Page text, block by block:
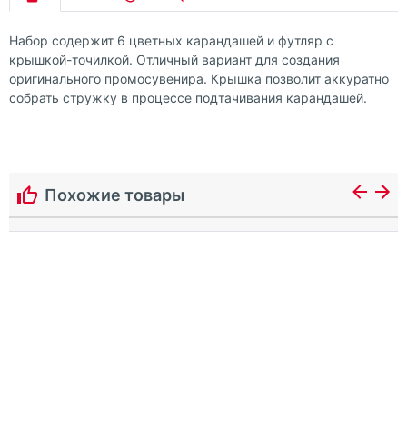
Набор содержит 6 цветных карандашей и футляр с
крышкой-точилкой. Отличный вариант для создания
оригинального промосувенира. Крышка позволит аккуратно
собрать стружку в процессе подтачивания карандашей.
Похожие товары